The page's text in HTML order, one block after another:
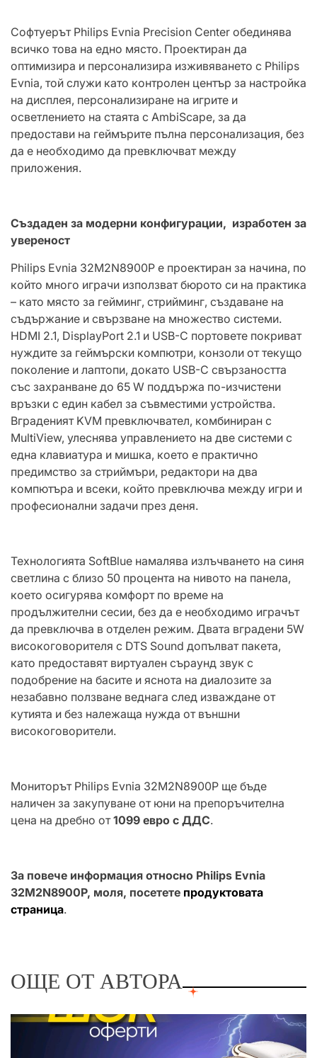
Софтуерът Philips Evnia Precision Center обединява
всичко това на едно място. Проектиран да
оптимизира и персонализира изживяването с Philips
Evnia, той служи като контролен център за настройка
на дисплея, персонализиране на игрите и
осветлението на стаята с AmbiScape, за да
предостави на геймърите пълна персонализация, без
да е необходимо да превключват между
приложения.
Създаден за модерни конфигурации, изработен за
увереност
Philips Evnia 32M2N8900P е проектиран за начина, по
който много играчи използват бюрото си на практика
– като място за гейминг, стрийминг, създаване на
съдържание и свързване на множество системи.
HDMI 2.1, DisplayPort 2.1 и USB-C портовете покриват
нуждите за геймърски компютри, конзоли от текущо
поколение и лаптопи, докато USB-C свързаността
със захранване до 65 W поддържа по-изчистени
връзки с един кабел за съвместими устройства.
Вграденият KVM превключвател, комбиниран с
MultiView, улеснява управлението на две системи с
една клавиатура и мишка, което е практично
предимство за стриймъри, редактори на два
компютъра и всеки, който превключва между игри и
професионални задачи през деня.
Технологията SoftBlue намалява излъчването на синя
светлина с близо 50 процента на нивото на панела,
което осигурява комфорт по време на
продължителни сесии, без да е необходимо играчът
да превключва в отделен режим. Двата вградени 5W
високоговорителя с DTS Sound допълват пакета,
като предоставят виртуален съраунд звук с
подобрение на басите и яснота на диалозите за
незабавно ползване веднага след изваждане от
кутията и без належаща нужда от външни
високоговорители.
Мониторът Philips Evnia 32M2N8900P ще бъде
наличен за закупуване от юни на препоръчителна
цена на дребно от1099 евро с ДДС.
За повече информация относно Philips Evnia
32M2N8900P, моля, посетете продуктовата
страница.
ОЩЕ ОТ АВТОРА